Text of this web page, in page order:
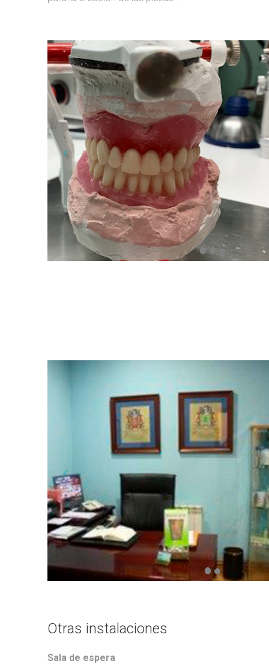
Otras instalaciones
Sala de espera